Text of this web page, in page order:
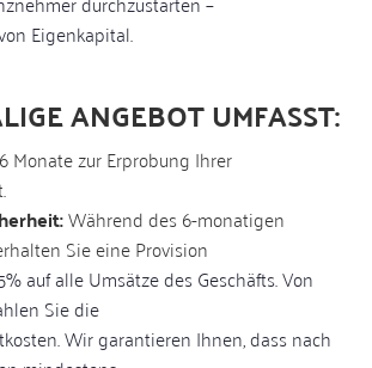
Eigenkapital.
ANGEBOT UMFASST:
6 Monate zur Erprobung Ihrer
Während des 6-monatigen
Sie eine Provision
auf alle Umsätze des Geschäfts. Von
Sie die
Wir garantieren Ihnen, dass nach